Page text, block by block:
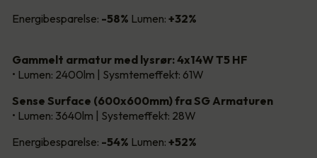
Energibesparelse: -58% Lumen: +32%
Gammelt armatur med lysrør: 4x14W T5 HF
• Lumen: 2400lm | Sysmtemeffekt: 61W
Sense Surface (600x600mm) fra SG Armaturen
• Lumen: 3640lm | Systemeffekt: 28W
Energibesparelse: -54% Lumen: +52%